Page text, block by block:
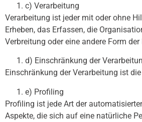
c) Verarbeitung
Verarbeitung ist jeder mit oder ohne
Erheben, das Erfassen, die
Verbreitung oder eine andere Form
d) Einschränkung der
Einschränkung der Verarbeitung ist
e) Profiling
Profiling ist jede Art der
Aspekte, die sich auf eine natürliche